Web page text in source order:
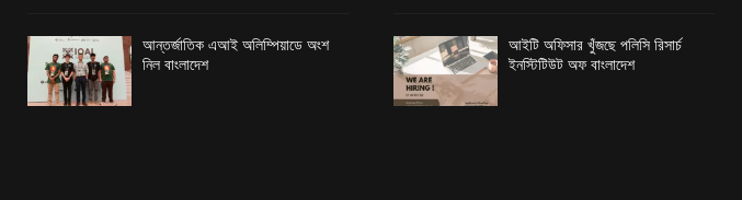
আন্তর্জাতিক এআই অলিম্পিয়াডে অংশ
নিল বাংলাদেশ
আইটি অফিসার খুঁজছে পলিসি রিসার্চ
ইনস্টিটিউট অফ বাংলাদেশ